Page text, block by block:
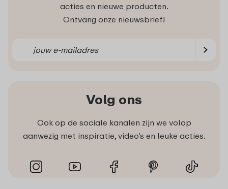
acties en nieuwe producten.
Ontvang onze nieuwsbrief!
Volg ons
Ook op de sociale kanalen zijn we volop
aanwezig met inspiratie, video’s en leuke acties.